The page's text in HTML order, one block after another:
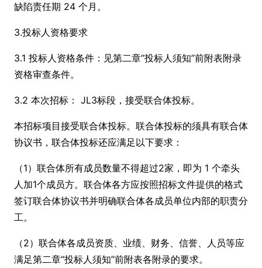
缺陷责任期 24 个月。
3.投标人资格要求
3.1 投标人资格条件：见第二章“投标人须知”前附表附录
资格审查条件。
3.2 本次招标： JL3标段，接受联合体投标。
本招标项目接受联合体投标。联合体投标的须具有联合体
协议书，联合体投标还应满足以下要求：
（1）联合体所有成员数量不得超过2家，即为 1 个牵头
人加1个成员方。联合体各方应按照招标文件提供的格式
签订联合体协议书并明确联合体各成员单位内部的职责分
工。
（2）联合体各成员资质、业绩、财务、信誉、人员等应
满足第二章“投标人须知”前附表各附录的要求。